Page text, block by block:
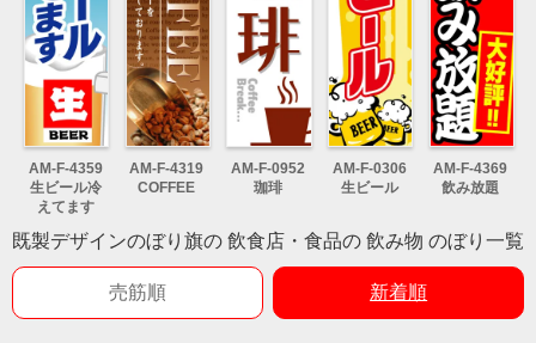
AM-F-4359
生ビール冷
えてます
AM-F-4319
COFFEE
AM-F-0952
珈琲
AM-F-0306
生ビール
AM-F-4369
飲み放題
既製デザインのぼり旗の 飲食店・食品の 飲み物 のぼり一覧
売筋順 新着順